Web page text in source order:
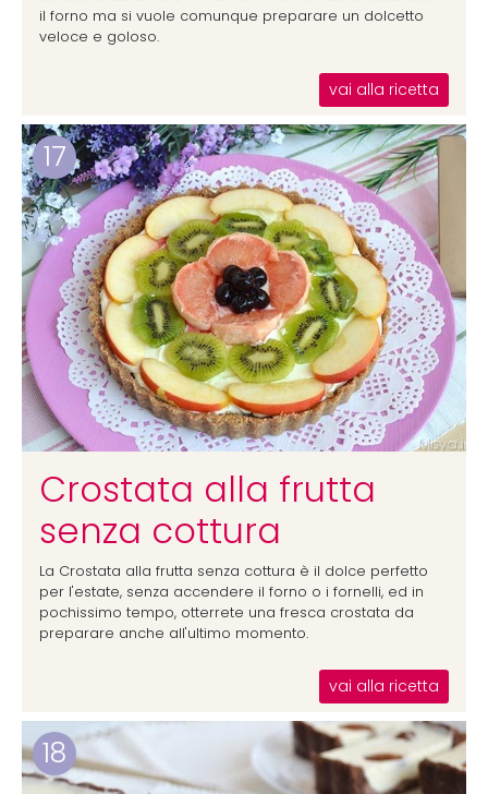
il forno ma si vuole comunque preparare un dolcetto
veloce e goloso.
vai alla ricetta
17
Crostata alla frutta
senza cottura
La Crostata alla frutta senza cottura è il dolce perfetto
per l'estate, senza accendere il forno o i fornelli, ed in
pochissimo tempo, otterrete una fresca crostata da
preparare anche all'ultimo momento.
vai alla ricetta
18